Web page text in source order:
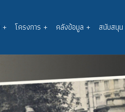
+ โครงการ + คลังข้อมูล + สนับสนุน